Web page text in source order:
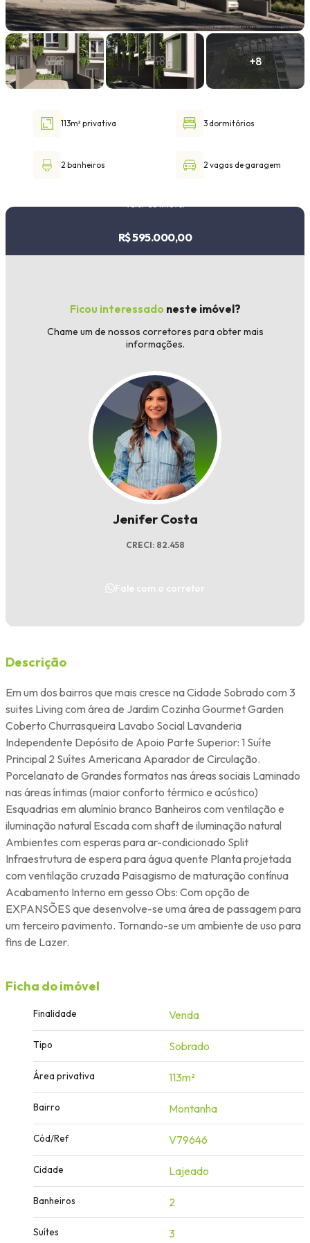
Faixa de valor
30.000,00até 1.000.000,00 ou +
113m² privativa 3 dormitórios
2 banheiros 2 vagas de garagem
R$ 595.000,00
Ficou interessado neste imóvel?
Chame um de nossos corretores para obter mais
informações.
Jenifer Costa
CRECI: 82.458
Fale com o corretor
Descrição
Em um dos bairros que mais cresce na Cidade Sobrado com 3
suites Living com área de Jardim Cozinha Gourmet Garden
Coberto Churrasqueira Lavabo Social Lavanderia
Independente Depósito de Apoio Parte Superior: 1 Suíte
Principal 2 Suítes Americana Aparador de Circulação.
Porcelanato de Grandes formatos nas áreas sociais Laminado
nas áreas íntimas (maior conforto térmico e acústico)
Esquadrias em alumínio branco Banheiros com ventilação e
iluminação natural Escada com shaft de iluminação natural
Ambientes com esperas para ar-condicionado Split
Infraestrutura de espera para água quente Planta projetada
com ventilação cruzada Paisagismo de maturação contínua
Acabamento Interno em gesso Obs: Com opção de
EXPANSÕES que desenvolve-se uma área de passagem para
um terceiro pavimento. Tornando-se um ambiente de uso para
fins de Lazer.
Ficha do imóvel
Finalidade Venda
Tipo Sobrado
Área privativa 113m²
Bairro Montanha
Cód/Ref V79646
Cidade Lajeado
Banheiros 2
Suítes 3